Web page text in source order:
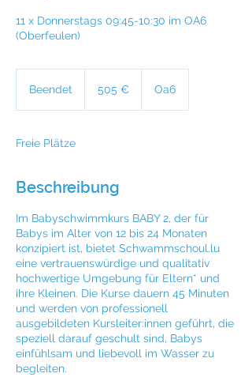
11 x Donnerstags 09:45-10:30 im OA6
(Oberfeulen)
Beendet
d
505 € Oa6
Freie Plätze
Beschreibung
Im Babyschwimmkurs BABY 2, der für
Babys im Alter von 12 bis 24 Monaten
konzipiert ist, bietet Schwammschoul.lu
eine vertrauenswürdige und qualitativ
hochwertige Umgebung für Eltern* und
ihre Kleinen. Die Kurse dauern 45 Minuten
und werden von professionell
ausgebildeten Kursleiter:innen geführt, die
speziell darauf geschult sind, Babys
einfühlsam und liebevoll im Wasser zu
begleiten.